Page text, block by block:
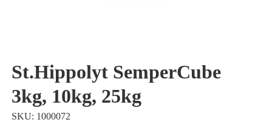
Anfang
der
Bildgalerie
springen
St.Hippolyt SemperCube
3kg, 10kg, 25kg
SKU 1000072